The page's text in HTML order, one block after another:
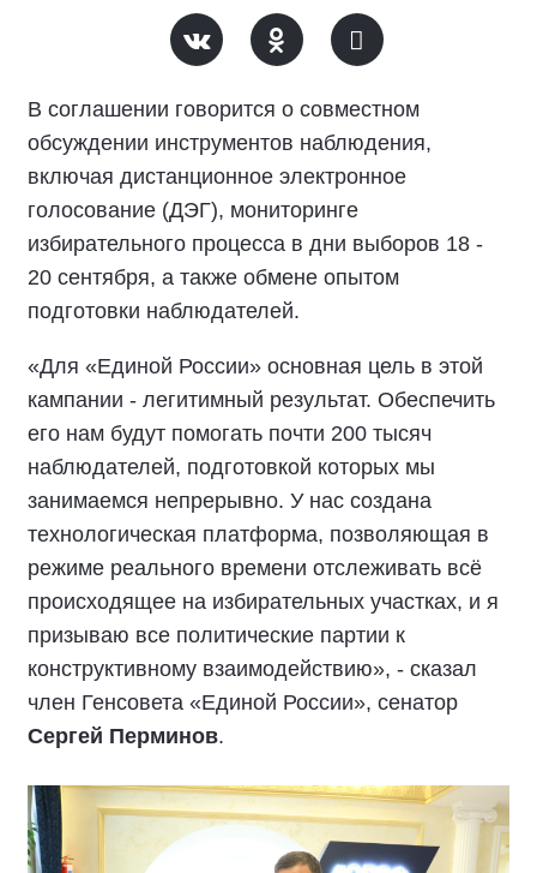
В соглашении говорится о совместном
обсуждении инструментов наблюдения,
включая дистанционное электронное
голосование (ДЭГ), мониторинге
избирательного процесса в дни выборов 18 -
20 сентября, а также обмене опытом
подготовки наблюдателей.
«Для «Единой России» основная цель в этой
кампании - легитимный результат. Обеспечить
его нам будут помогать почти 200 тысяч
наблюдателей, подготовкой которых мы
занимаемся непрерывно. У нас создана
технологическая платформа, позволяющая в
режиме реального времени отслеживать всё
происходящее на избирательных участках, и я
призываю все политические партии к
конструктивному взаимодействию», - сказал
член Генсовета «Единой России», сенатор
Сергей Перминов.